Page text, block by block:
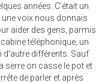
années. C’était un
une voix nous donnais
aider des gens, parmis
téléphonique, un
d’autre différents. Sauf
serre on casse le pot et
de parler et après